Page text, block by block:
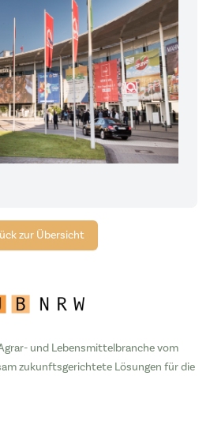
zur Übersicht
und Lebensmittelbranche vom
zukunftsgerichtete Lösungen für die